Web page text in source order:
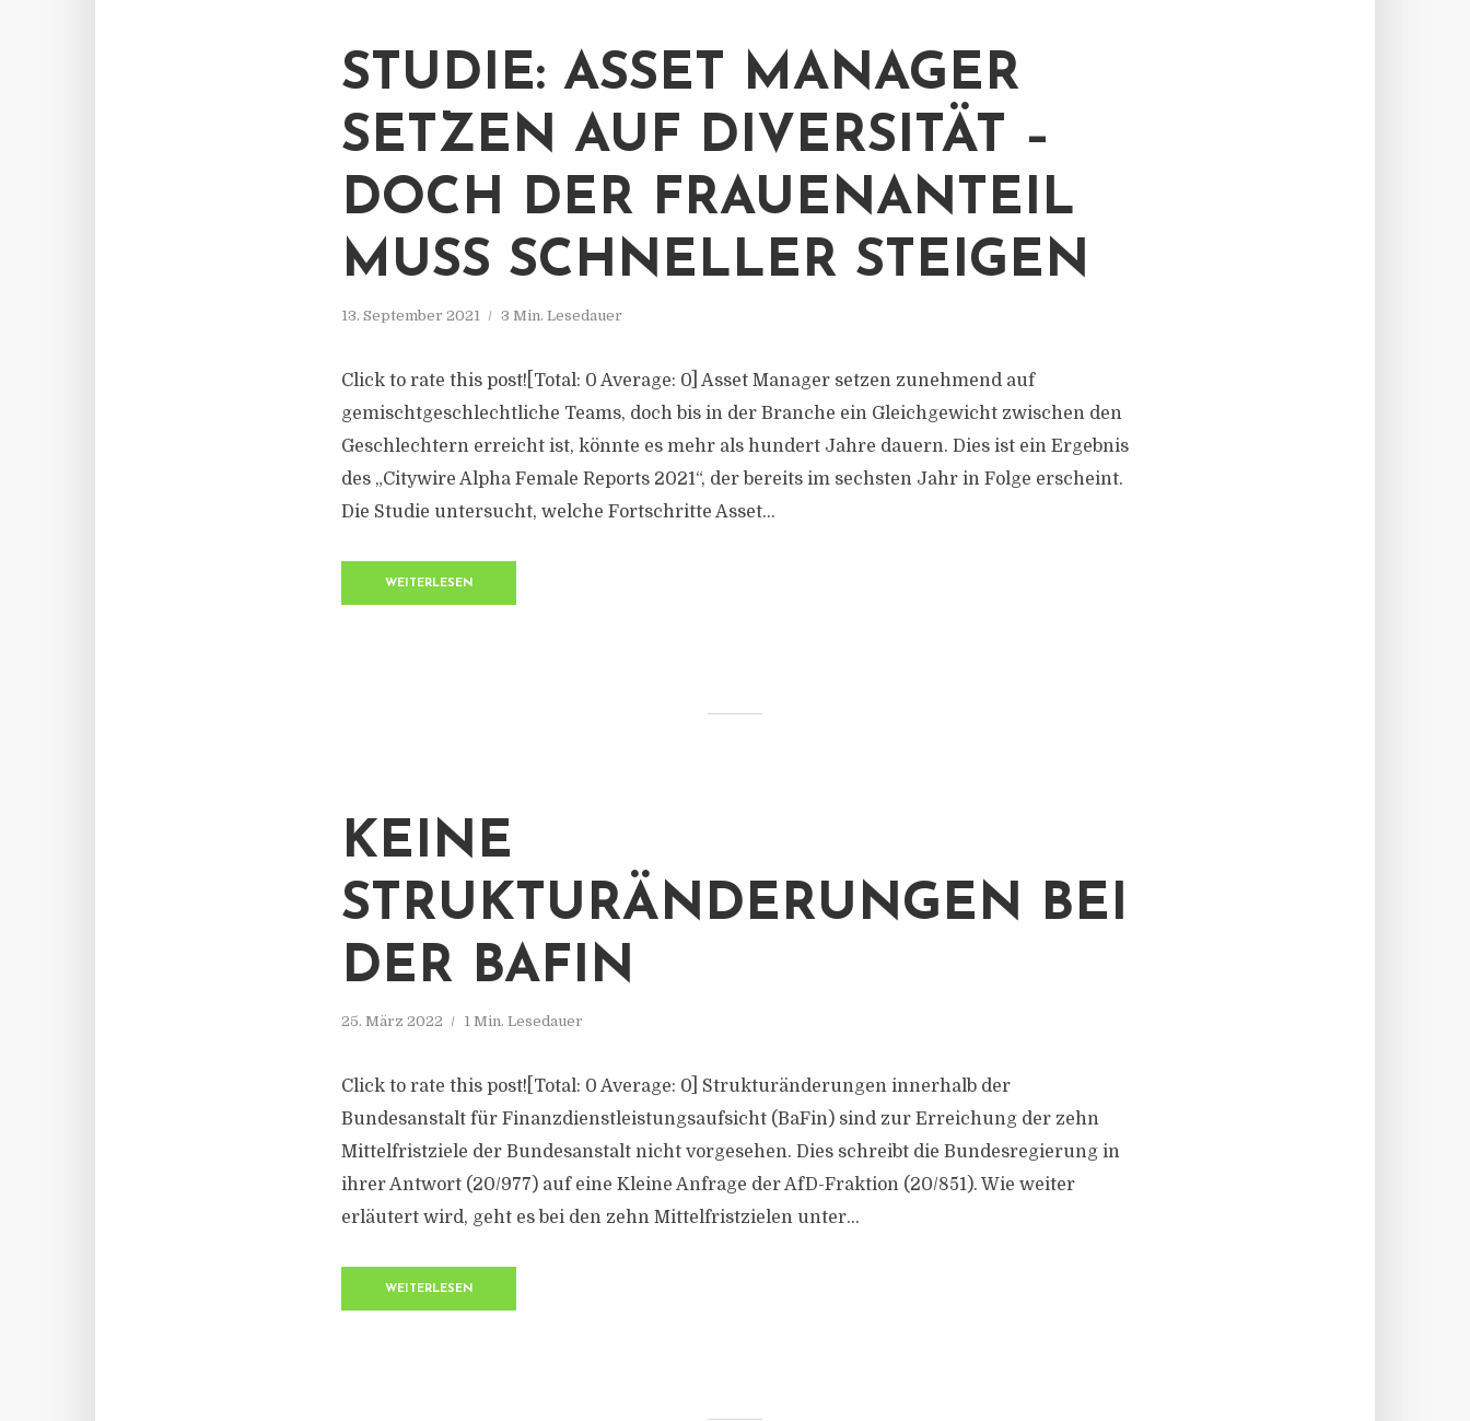
STUDIE: ASSET MANAGER
SETZEN AUF DIVERSITÄT –
DOCH DER FRAUENANTEIL
MUSS SCHNELLER STEIGEN
13. September 2021 3 Min. Lesedauer
Click to rate this post![Total: 0 Average: 0] Asset Manager setzen zunehmend auf
gemischtgeschlechtliche Teams, doch bis in der Branche ein Gleichgewicht zwischen den
Geschlechtern erreicht ist, könnte es mehr als hundert Jahre dauern. Dies ist ein Ergebnis
des „Citywire Alpha Female Reports 2021“, der bereits im sechsten Jahr in Folge erscheint.
Die Studie untersucht, welche Fortschritte Asset...
WEITERLESEN
KEINE
STRUKTURÄNDERUNGEN BEI
DER BAFIN
25. März 2022 1 Min. Lesedauer
Click to rate this post![Total: 0 Average: 0] Strukturänderungen innerhalb der
Bundesanstalt für Finanzdienstleistungsaufsicht (BaFin) sind zur Erreichung der zehn
Mittelfristziele der Bundesanstalt nicht vorgesehen. Dies schreibt die Bundesregierung in
ihrer Antwort (20/977) auf eine Kleine Anfrage der AfD-Fraktion (20/851). Wie weiter
erläutert wird, geht es bei den zehn Mittelfristzielen unter...
WEITERLESEN